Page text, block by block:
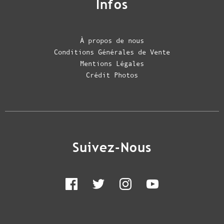
Infos
À propos de nous
Conditions Générales de Vente
Mentions Légales
Crédit Photos
Suivez-Nous